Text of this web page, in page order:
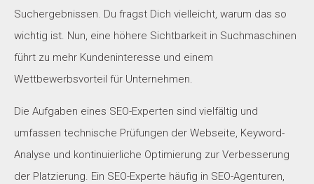
Suchergebnissen. Du fragst Dich vielleicht, warum das so
wichtig ist. Nun, eine höhere Sichtbarkeit in Suchmaschinen
führt zu mehr Kundeninteresse und einem
Wettbewerbsvorteil für Unternehmen.
Die Aufgaben eines SEO-Experten sind vielfältig und
umfassen technische Prüfungen der Webseite, Keyword-
Analyse und kontinuierliche Optimierung zur Verbesserung
der Platzierung. Ein SEO-Experte häufig in SEO-Agenturen,